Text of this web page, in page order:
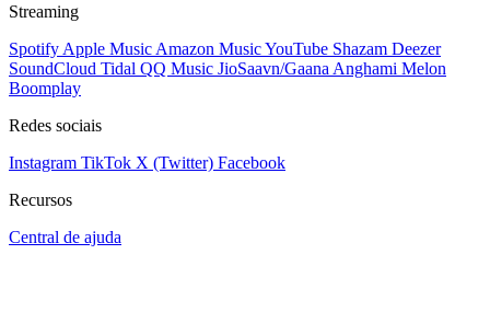
Streaming
Spotify Apple Music Amazon MusicYouTube Shazam Deezer
SoundCloud Tidal QQ Music JioSaavn/Gaana Anghami Melon
Boomplay
Redes sociais
Instagram TikTok X (Twitter) Facebook
Recursos
Central de ajuda